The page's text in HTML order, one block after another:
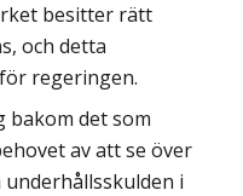
besitter rätt
och detta
regeringen.
bakom det som
av att se över
i